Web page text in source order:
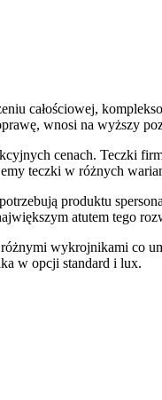
całościowej,
wnosi na wyższy
cenach. Teczki
teczki w różnych
produktu
atutem tego
wykrojnikami co
w opcji standard i lux.